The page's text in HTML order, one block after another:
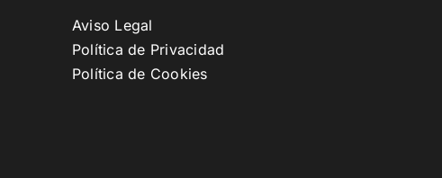
Aviso Legal
Política de Privacidad
Política de Cookies